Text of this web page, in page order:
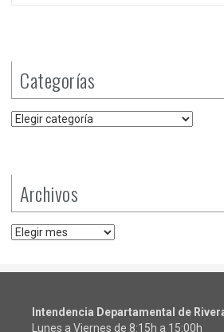
Categorías
Categorías
Archivos
Archivos
Intendencia Departamental de
Lunes a Viernes de 8:15h a 15:00h